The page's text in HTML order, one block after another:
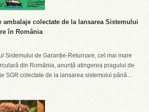
ambalaje colectate de la lansarea Sistemului
în România
Sistemului de Garanție-Returnare, cel mai mare
din România, anunță atingerea pragului de
SGR colectate de la lansarea sistemului până...